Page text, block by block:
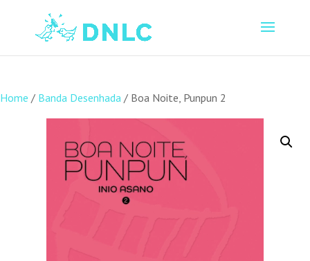
Home / Banda Desenhada / Boa Noite, Punpun 2